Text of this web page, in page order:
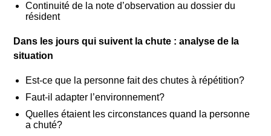
Continuité de la note d’observation au dossier du
résident
Dans les jours qui suivent la chute : analyse de la
situation
Est-ce que la personne fait des chutes à répétition?
Faut-il adapter l’environnement?
Quelles étaient les circonstances quand la personne
a chuté?